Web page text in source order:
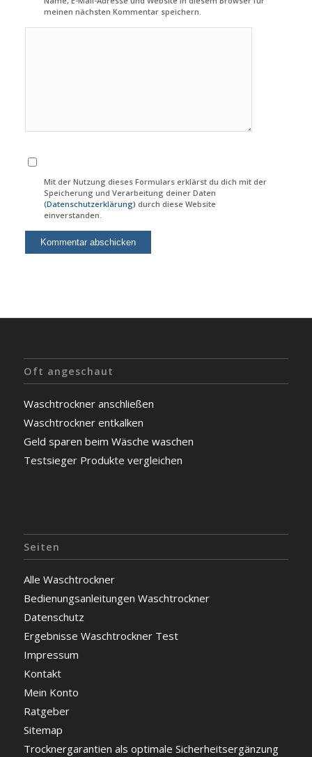
meinen nächsten Kommentar speichern.
Mit der Nutzung dieses Formulars erklärst du dich mit der
Speicherung und Verarbeitung deiner Daten
(Datenschutzerklärung) durch diese Website
einverstanden.
Oft angeschaut
Waschtrockner anschließen
Waschtrockner entkalken
Geld sparen beim Wäsche waschen
Testsieger Produkte vergleichen
Seiten
Alle Waschtrockner
Bedienungsanleitungen Waschtrockner
Datenschutz
Ergebnisse Waschtrockner Test
Impressum
Kontakt
Mein Konto
Ratgeber
Sitemap
Trocknergarantien als optimale Sicherheitsergänzung